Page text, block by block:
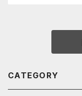
CATEGORY